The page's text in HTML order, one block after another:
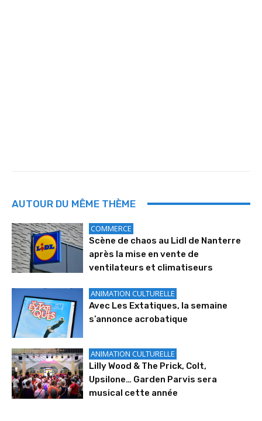
AUTOUR DU MÊME THÈME
COMMERCE
Scène de chaos au Lidl de Nanterre
après la mise en vente de
ventilateurs et climatiseurs
ANIMATION CULTURELLE
Avec Les Extatiques, la semaine
s’annonce acrobatique
ANIMATION CULTURELLE
Lilly Wood & The Prick, Colt,
Upsilone… Garden Parvis sera
musical cette année